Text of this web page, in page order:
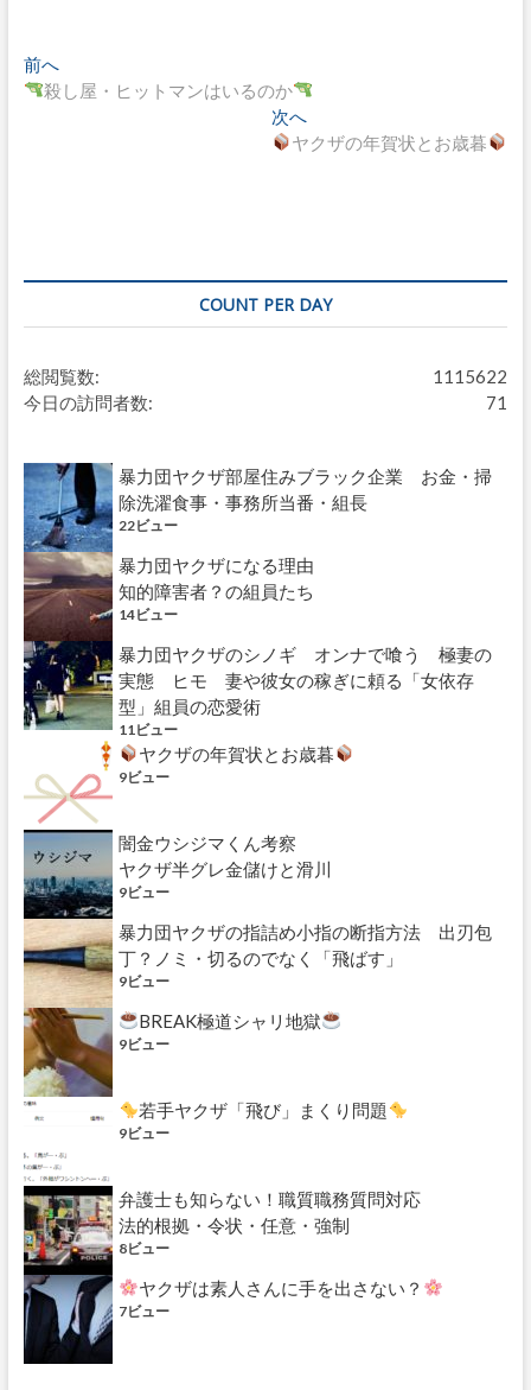
投
稿
ョ
ン
前へ過
去
殺し屋・ヒットマンはいるのか
次へ
の
ヤクザの年賀状とお歳暮
COUNT PER DAY
1115622
総閲覧数:
71
今日の訪問者数:
暴力団ヤクザ部屋住みブラック企業 お金・掃
除洗濯食事・事務所当番・組長
22ビュー
暴力団ヤクザになる理由
知的障害者？の組員たち
14ビュー
暴力団ヤクザのシノギ オンナで喰う 極妻の
実態 ヒモ 妻や彼女の稼ぎに頼る「女依存
型」組員の恋愛術
11ビュー
ヤクザの年賀状とお歳暮
9ビュー
闇金ウシジマくん考察
ヤクザ半グレ金儲けと滑川
9ビュー
暴力団ヤクザの指詰め小指の断指方法 出刃包
丁？ノミ・切るのでなく「飛ばす」
9ビュー
BREAK極道シャリ地獄
9ビュー
若手ヤクザ「飛び」まくり問題
9ビュー
弁護士も知らない！職質職務質問対応
法的根拠・令状・任意・強制
8ビュー
ヤクザは素人さんに手を出さない？
7ビュー